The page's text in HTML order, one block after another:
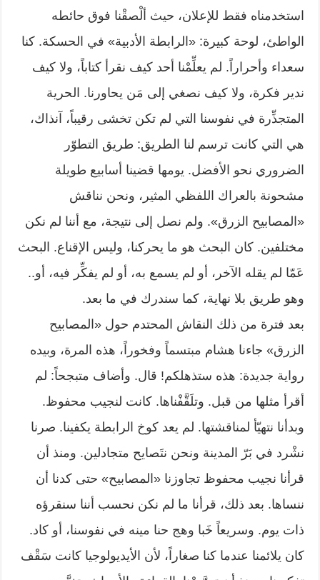
استخدمناه فقط للإعلان، حيث ألْصقْنا فوق حائطه
الواطئ، لوحة كبيرة: «الرابطة الأدبية» في الحسكة. كنا
سعداء وأحراراً. لم يعلِّمْنا أحد كيف نقرأ كتاباً، ولا كيف
ندير فكرة، ولا كيف نصغي إلى مَن يحاورنا. الحرية
المتجذِّرة في نفوسنا التي لم تكن تخشى رقيباً، آنذاك،
هي التي كانت ترسم لنا الطريق: طريق التطوّر
الضروري نحو الأفضل. يومها قضينا أسابيع طويلة
مشحونة بالعراك اللفظي المثير، ونحن نناقش
«المصابيح الزرق». ولم نصل إلى نتيجة، مع أننا لم نكن
مختلفين. كان البحث هو ما يحركنا، وليس الإقناع. البحث
عَمّا لم يقله الآخر، أو لم يسمع به، أو لم يفكِّر فيه، أو..
وهو طريق بلا نهاية، كما سندرك في ما بعد.
بعد فترة من ذلك النقاش المحتدم حول «المصابيح
الزرق» جاءنا هشام مبتسماً وفخوراً، هذه المرة، وبيده
رواية جديدة: هذه ستذهلكم! قال. وأضاف متبجحاً: لم
أقرأ مثلها من قبل. وتلَقَّفْناها. كانت لنجيب محفوظ.
وبدأنا نتهيّأ لمناقشتها. لم يعد كوخ الرابطة يكفينا. صرنا
نشْرد في بَرّ المدينة ونحن نتَصايح متجادلين. ومنذ أن
قرأنا نجيب محفوظ تجاوزنا «المصابيح» حتى كدنا أن
ننساها. بعد ذلك، قرأنا ما لم نكن نحسب أننا سنقرؤه
ذات يوم. وسريعاً خَبا وهج حنا مينه في نفوسنا، أو كاد.
كان يلائمنا عندما كنا صغاراً، لأن الأيديولوجيا كانت سَقْف